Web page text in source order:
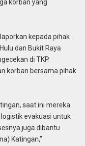
korban yang
kepada pihak
dan Bukit Raya
di TKP.
korban bersama pihak
saat ini mereka
evakuasi untuk
juga dibantu
Katingan,”